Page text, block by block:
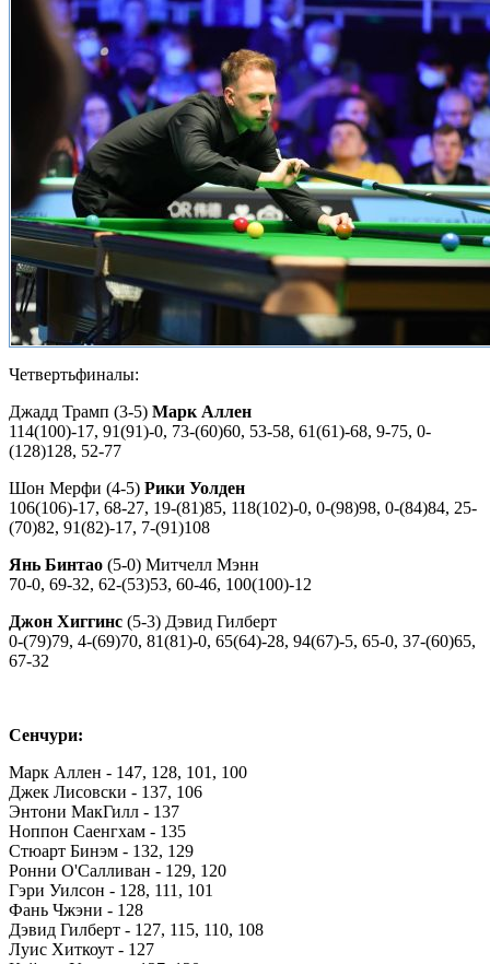
Четвертьфиналы:
Джадд Трамп (3-5) Марк Аллен
114(100)-17, 91(91)-0, 73-(60)60, 53-58, 61(61)-68, 9-75, 0-
(128)128, 52-77
Шон Мерфи (4-5) Рики Уолден
106(106)-17, 68-27, 19-(81)85, 118(102)-0, 0-(98)98, 0-(84)84, 25-
(70)82, 91(82)-17, 7-(91)108
Янь Бинтао (5-0) Митчелл Мэнн
70-0, 69-32, 62-(53)53, 60-46, 100(100)-12
Джон Хиггинс (5-3) Дэвид Гилберт
0-(79)79, 4-(69)70, 81(81)-0, 65(64)-28, 94(67)-5, 65-0, 37-(60)65,
67-32
Сенчури:
Марк Аллен - 147, 128, 101, 100
Джек Лисовски - 137, 106
Энтони МакГилл - 137
Ноппон Саенгхам - 135
Стюарт Бинэм - 132, 129
Ронни О'Салливан - 129, 120
Гэри Уилсон - 128, 111, 101
Фань Чжэни - 128
Дэвид Гилберт - 127, 115, 110, 108
Луис Хиткоут - 127